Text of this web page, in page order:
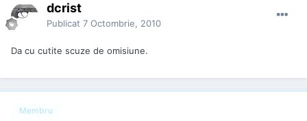
dcrist
Publicat 7 Octombrie, 2010
Da cu cutite scuze de omisiune.
Membru